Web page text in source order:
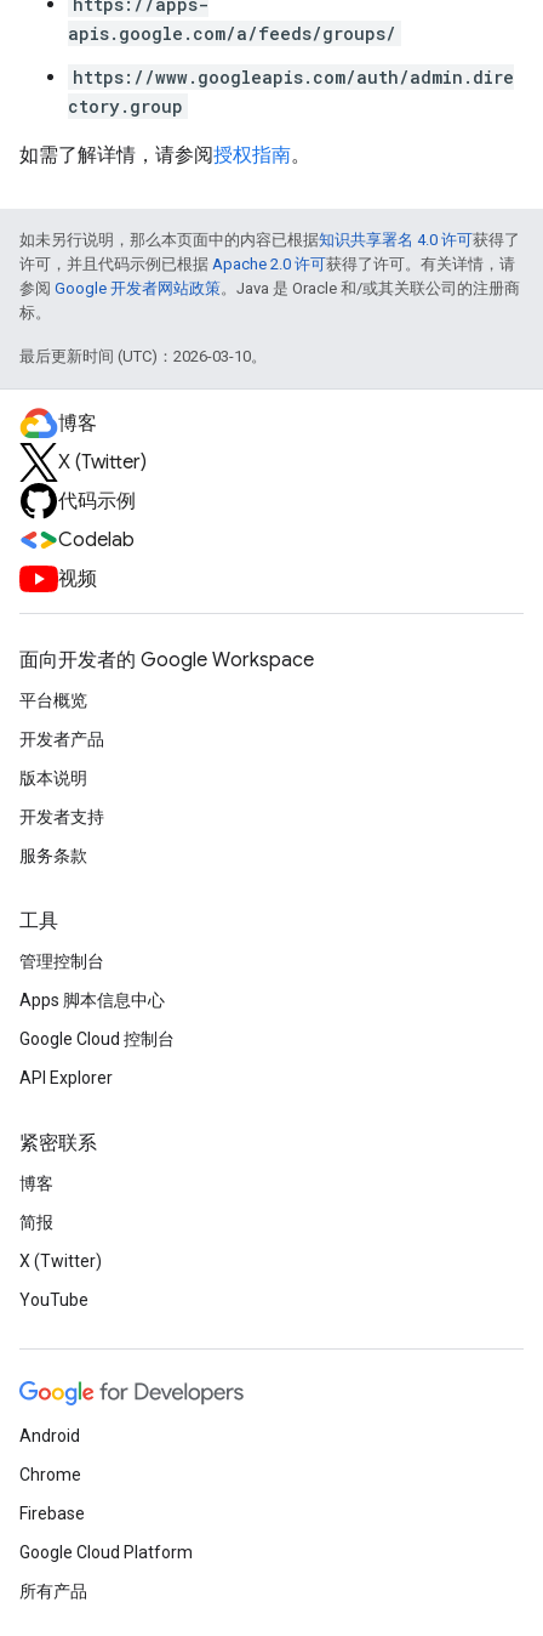
apis.google.com/a/feeds/groups/
https://www.googleapis.com/auth/admin.dire
ctory.group
如需了解详情，请参阅授权指南。
如未另行说明，那么本页面中的内容已根据知识共享署名 4.0 许可获得了
许可，并且代码示例已根据 Apache 2.0 许可获得了许可。有关详情，请
参阅 Google 开发者网站政策。Java 是 Oracle 和/或其关联公司的注册商
标。
最后更新时间 (UTC)：2026-03-10。
博客
X (Twitter)
代码示例
Codelab
视频
面向开发者的 Google Workspace
平台概览
开发者产品
版本说明
开发者支持
服务条款
工具
管理控制台
Apps 脚本信息中心
Google Cloud 控制台
API Explorer
紧密联系
博客
简报
X (Twitter)
YouTube
Android
Chrome
Firebase
Google Cloud Platform
所有产品